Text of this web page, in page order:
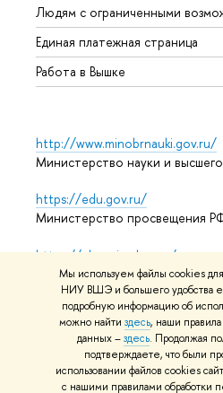
Мы используем файлы cookies
НИУ ВШЭ и большего удобства
подробную информацию об
можно найти здесь, наши
данных –здесь. Продолжая
подтверждаете, что были
использовании файлов cookies
с нашими правилами обработки
Людям с ограниченными
Единая платежная страница
Работа в Вышке
http://www.minobrnauki.gov.ru/
Министерство науки и
https://edu.gov.ru/
Министерство просвещения
https://elearning.hse.ru/mooc
Массовые открытые онлайн-
© НИУ ВШЭ 1993–2026 Адреса и
использования материалов
Карта сайта